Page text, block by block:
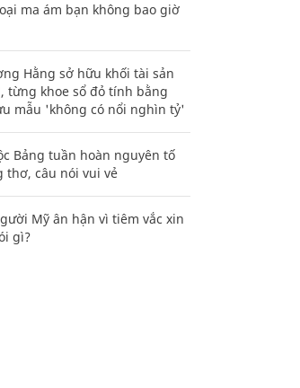
ma ám bạn không bao giờ
Hằng sở hữu khối tài sản
từng khoe sổ đỏ tính bằng
mẫu 'không có nổi nghìn tỷ'
Bảng tuần hoàn nguyên tố
thơ, câu nói vui vẻ
Mỹ ân hận vì tiêm vắc xin
gì?